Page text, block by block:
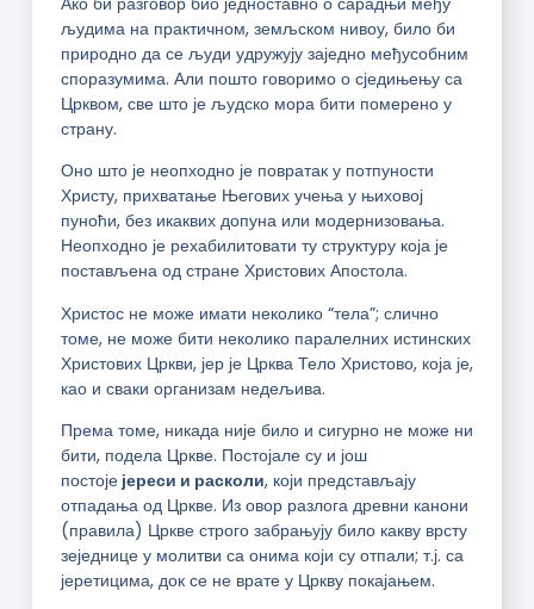
људима на практичном, земљском нивоу, било би
природно да се људи удружују заједно међусобним
споразумима. Али пошто говоримо о сједињењу са
Црквом, све што је људско мора бити померено у
страну.
Оно што је неопходно је повратак у потпуности
Христу, прихватање Његових учења у њиховој
пуноћи, без икаквих допуна или модернизовања.
Неопходно је рехабилитовати ту структуру која је
постављена од стране Христових Апостола.
Христос не може имати неколико “тела”; слично
томе, не може бити неколико паралелних истинских
Христових Цркви, јер је Црква Тело Христово, која је,
као и сваки организам недељива.
Према томе, никада није било и сигурно не може ни
бити, подела Цркве. Постојале су и још
постојејереси и расколи, који представљају
отпадања од Цркве. Из овор разлога древни канони
(правила) Цркве строго забрањују било какву врсту
зеједнице у молитви са онима који су отпали; т.ј. са
јеретицима, док се не врате у Цркву покајањем.